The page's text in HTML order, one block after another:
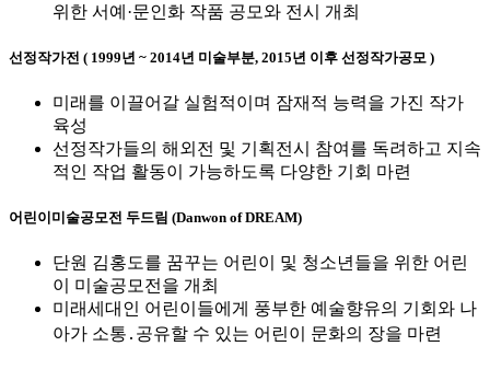
위한 서예·문인화 작품 공모와 전시 개최
선정작가전 ( 1999년 ~ 2014년 미술부분, 2015년 이후 선정작가공모 )
미래를 이끌어갈 실험적이며 잠재적 능력을 가진 작가
육성
선정작가들의 해외전 및 기획전시 참여를 독려하고 지속
적인 작업 활동이 가능하도록 다양한 기회 마련
어린이미술공모전 두드림 (Danwon of DREAM)
단원 김홍도를 꿈꾸는 어린이 및 청소년들을 위한 어린
이 미술공모전을 개최
미래세대인 어린이들에게 풍부한 예술향유의 기회와 나
아가 소통․공유할 수 있는 어린이 문화의 장을 마련